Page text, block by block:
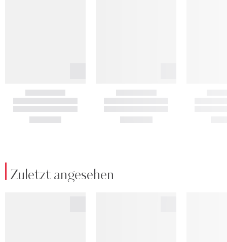
Zuletzt angesehen